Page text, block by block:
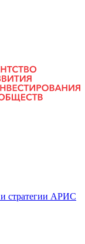
стратегии АРИС